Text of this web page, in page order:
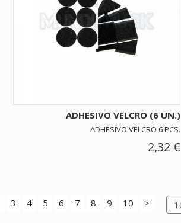
ADHESIVO VELCRO (6 UN.)
ADHESIVO VELCRO 6 PCS.
2,32 €
3 4 5 6 7 8 9 10 >